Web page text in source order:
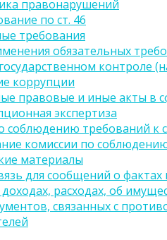
правонарушений
по ст. 46
требования
обязательных
контроле
коррупции
правовые и иные акты в
экспертиза
соблюдению требований к
комиссии по
материалы
для сообщений о фактах
расходах, об
связанных с